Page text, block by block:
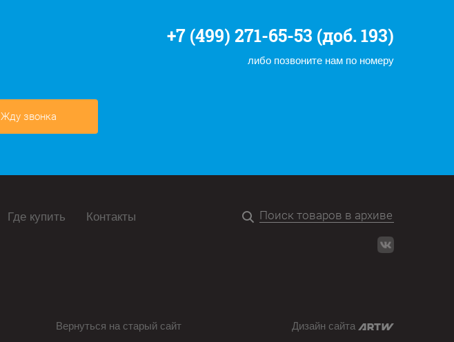
+7 (499) 271-65-53 (доб. 193)
либо позвоните нам по номеру
Жду звонка
Где купить Контакты
Вернуться на старый сайт Дизайн сайта